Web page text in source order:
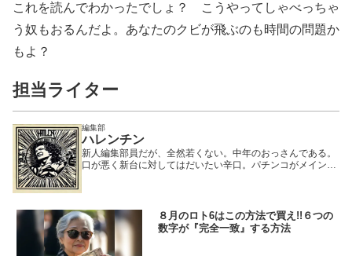
これを読んでわかったでしょ？ こうやってしゃべっちゃ
う奴もおるんだよ。あなたのクビが飛ぶのも時間の問題か
もよ？
担当ライター
編集部
ハレンチン
新人編集部員だが、全然若くない。中年のおっさんである。
口が悪く新台に対してはだいたい辛口。パチンコがメインで
８月のロト6はこの方法で買え!!６つの
数字が『完全一致』する方法